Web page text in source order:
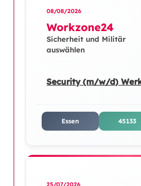
08/08/2026
Workzone24
Sicherheit und Militär
auswählen
Security (m/w/d)
Essen 45133
25/07/2026